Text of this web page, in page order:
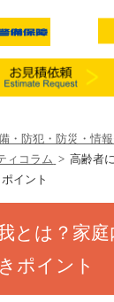
・防犯・防災・情
ィコラム > 高齢者
イント
とは？家
ポイント